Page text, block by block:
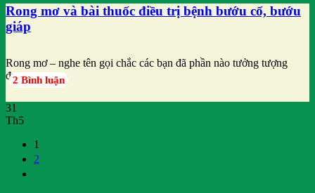
Rong mơ và bài thuốc điều trị bệnh bướu cổ, bướu
giáp
Rong mơ – nghe tên gọi chắc các bạn đã phần nào tưởng tượng
được
2 Bình luận
31
Th5
1
2